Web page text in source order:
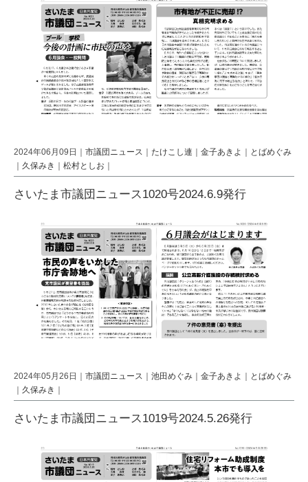
2024年06月09日｜ 市議団ニュース たけこし連 金子あきよ
とばめぐみ
久保みき 松村としお
さいたま市議団ニュース1020号2024.6.9発行
2024年05月26日｜ 市議団ニュース 池田めぐみ 金子あきよ
とばめぐみ
久保みき
さいたま市議団ニュース1019号2024.5.26発行